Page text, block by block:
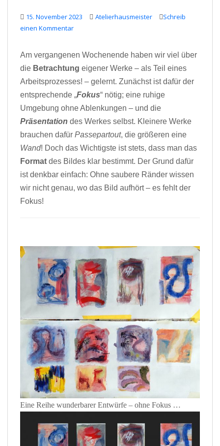
15. November 2023 Atelierhausmeister
Schreib
einen Kommentar
Am vergangenen Wochenende haben wir viel über
die Betrachtung eigener Werke – als Teil eines
Arbeitsprozesses! – gelernt. Zunächst ist dafür der
entsprechende „Fokus“ nötig; eine ruhige
Umgebung ohne Ablenkungen – und die
Präsentation des Werkes selbst. Kleinere Werke
brauchen dafür Passepartout, die größeren eine
Wand! Doch das Wichtigste ist stets, dass man das
Format des Bildes klar bestimmt. Der Grund dafür
ist denkbar einfach: Ohne saubere Ränder wissen
wir nicht genau, wo das Bild aufhört – es fehlt der
Fokus!
Eine Reihe wunderbarer Entwürfe – ohne Fokus …